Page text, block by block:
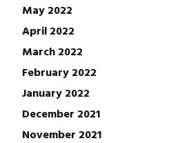
May 2022
April 2022
March 2022
February 2022
January 2022
December 2021
November 2021